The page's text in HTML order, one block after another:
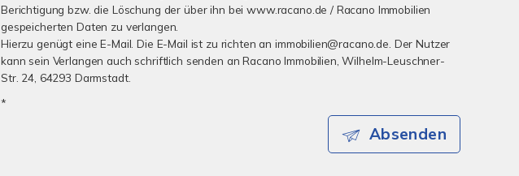
Berichtigung bzw. die Löschung der über ihn bei www.racano.de / Racano Immobilien
gespeicherten Daten zu verlangen.
Hierzu genügt eine E-Mail. Die E-Mail ist zu richten an immobilien@racano.de. Der Nutzer
kann sein Verlangen auch schriftlich senden an Racano Immobilien, Wilhelm-Leuschner-
Str. 24, 64293 Darmstadt.
*
Absenden